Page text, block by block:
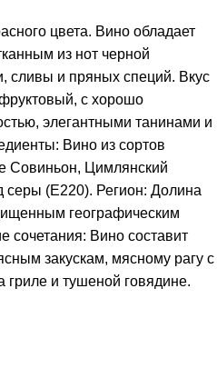
цвета. Вино обладает
из нот черной
сливы и пряных специй. Вкус
с хорошо
элегантными танинами и
Вино из сортов
Совиньон, Цимлянский
серы (Е220). Регион: Долина
географическим
сочетания: Вино составит
закускам, мясному рагу с
и тушеной говядине.